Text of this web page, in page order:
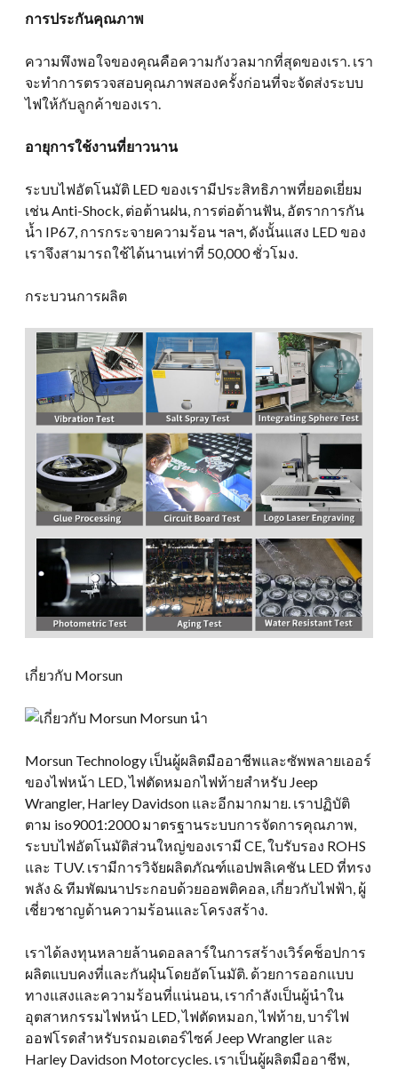
การประกันคุณภาพ
ความพึงพอใจของคุณคือความกังวลมากที่สุดของเรา. เรา
จะทำการตรวจสอบคุณภาพสองครั้งก่อนที่จะจัดส่งระบบ
ไฟให้กับลูกค้าของเรา.
อายุการใช้งานที่ยาวนาน
ระบบไฟอัตโนมัติ LED ของเรามีประสิทธิภาพที่ยอดเยี่ยม
เช่น Anti-Shock, ต่อต้านฝน, การต่อต้านฟัน, อัตราการกัน
น้ำ IP67, การกระจายความร้อน ฯลฯ, ดังนั้นแสง LED ของ
เราจึงสามารถใช้ได้นานเท่าที่ 50,000 ชั่วโมง.
กระบวนการผลิต
เกี่ยวกับ Morsun
Morsun Technology เป็นผู้ผลิตมืออาชีพและซัพพลายเออร์
ของไฟหน้า LED, ไฟตัดหมอกไฟท้ายสำหรับ Jeep
Wrangler, Harley Davidson และอีกมากมาย. เราปฏิบัติ
ตาม iso9001:2000 มาตรฐานระบบการจัดการคุณภาพ,
ระบบไฟอัตโนมัติส่วนใหญ่ของเรามี CE, ใบรับรอง ROHS
และ TUV. เรามีการวิจัยผลิตภัณฑ์แอปพลิเคชัน LED ที่ทรง
พลัง & ทีมพัฒนาประกอบด้วยออพติคอล, เกี่ยวกับไฟฟ้า, ผู้
เชี่ยวชาญด้านความร้อนและโครงสร้าง.
เราได้ลงทุนหลายล้านดอลลาร์ในการสร้างเวิร์คช็อปการ
ผลิตแบบคงที่และกันฝุ่นโดยอัตโนมัติ. ด้วยการออกแบบ
ทางแสงและความร้อนที่แน่นอน, เรากำลังเป็นผู้นำใน
อุตสาหกรรมไฟหน้า LED, ไฟตัดหมอก, ไฟท้าย, บาร์ไฟ
ออฟโรดสำหรับรถมอเตอร์ไซค์ Jeep Wrangler และ
Harley Davidson Motorcycles. เราเป็นผู้ผลิตมืออาชีพ,